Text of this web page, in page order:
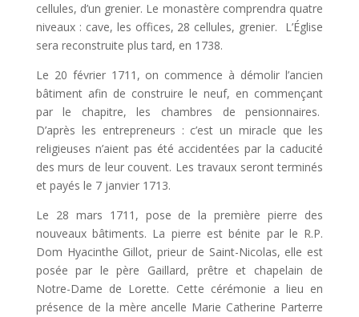
cellules, d’un grenier. Le monastère comprendra quatre
niveaux : cave, les offices, 28 cellules, grenier. L’Église
sera reconstruite plus tard, en 1738.
Le 20 février 1711, on commence à démolir l’ancien
bâtiment afin de construire le neuf, en commençant
par le chapitre, les chambres de pensionnaires.
D’après les entrepreneurs : c’est un miracle que les
religieuses n’aient pas été accidentées par la caducité
des murs de leur couvent. Les travaux seront terminés
et payés le 7 janvier 1713.
Le 28 mars 1711, pose de la première pierre des
nouveaux bâtiments. La pierre est bénite par le R.P.
Dom Hyacinthe Gillot, prieur de Saint-Nicolas, elle est
posée par le père Gaillard, prêtre et chapelain de
Notre-Dame de Lorette. Cette cérémonie a lieu en
présence de la mère ancelle Marie Catherine Parterre